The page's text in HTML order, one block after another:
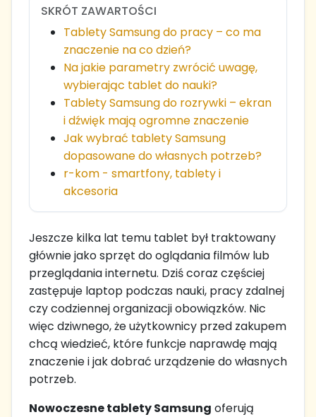
SKRÓT ZAWARTOŚCI
Tablety Samsung do pracy – co ma
znaczenie na co dzień?
Na jakie parametry zwrócić uwagę,
wybierając tablet do nauki?
Tablety Samsung do rozrywki – ekran
i dźwięk mają ogromne znaczenie
Jak wybrać tablety Samsung
dopasowane do własnych potrzeb?
r-kom - smartfony, tablety i
akcesoria
Jeszcze kilka lat temu tablet był traktowany
głównie jako sprzęt do oglądania filmów lub
przeglądania internetu. Dziś coraz częściej
zastępuje laptop podczas nauki, pracy zdalnej
czy codziennej organizacji obowiązków. Nic
więc dziwnego, że użytkownicy przed zakupem
chcą wiedzieć, które funkcje naprawdę mają
znaczenie i jak dobrać urządzenie do własnych
potrzeb.
Nowoczesne tablety Samsung oferują